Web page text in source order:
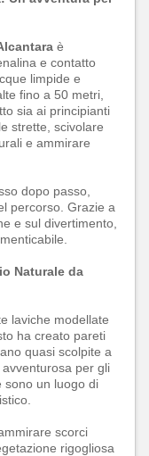
è
e contatto
limpide e
fino a 50 metri,
sia ai principianti
strette, scivolare
e ammirare
dopo passo,
percorso. Grazie a
e sul divertimento,
Naturale da
laviche modellate
ha creato pareti
quasi scolpite a
per gli
sono un luogo di
scorci
rigogliosa